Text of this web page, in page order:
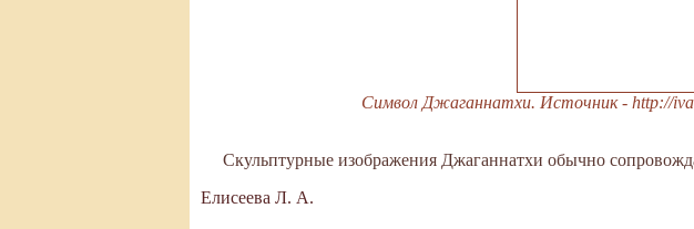
Символ Джаганнатхи. Источник - http://
Скульптурные изображения Джаганнатхи обычно
Елисеева Л. А.